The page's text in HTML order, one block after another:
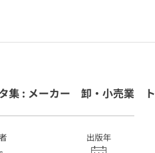
タ集 : メーカー 卸・小売業 ト
出版年